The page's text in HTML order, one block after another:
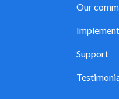
Our
Support